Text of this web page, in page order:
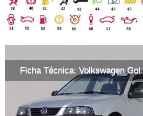
Ficha Técnica: Volkswagen